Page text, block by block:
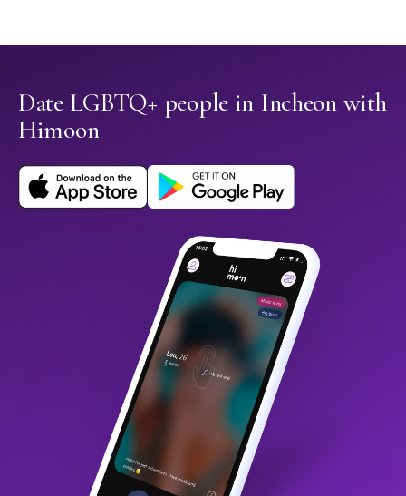
Date LGBTQ+ people in Incheon with
Himoon